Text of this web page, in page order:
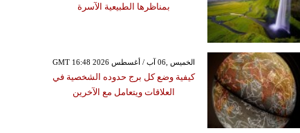
بمناظرها الطبيعية الآسرة
GMT 16:48 2026 الخميس ,06 آب / أغسطس
كيفية وضع كل برج حدوده الشخصية في
العلاقات ويتعامل مع الآخرين